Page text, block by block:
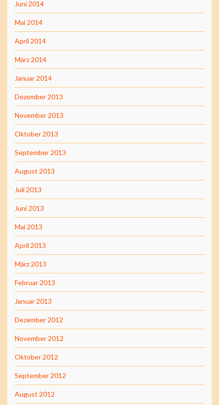
Juni 2014
Mai 2014
April 2014
März 2014
Januar 2014
Dezember 2013
November 2013
Oktober 2013
September 2013
August 2013
Juli 2013
Juni 2013
Mai 2013
April 2013
März 2013
Februar 2013
Januar 2013
Dezember 2012
November 2012
Oktober 2012
September 2012
August 2012